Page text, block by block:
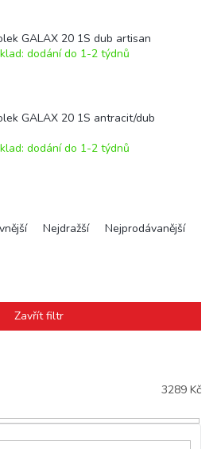
GALAX 20 1S dub artisan
dodání do 1-2 týdnů
GALAX 20 1S antracit/dub
dodání do 1-2 týdnů
Nejdražší Nejprodávanější
Zavřít filtr
3289 Kč